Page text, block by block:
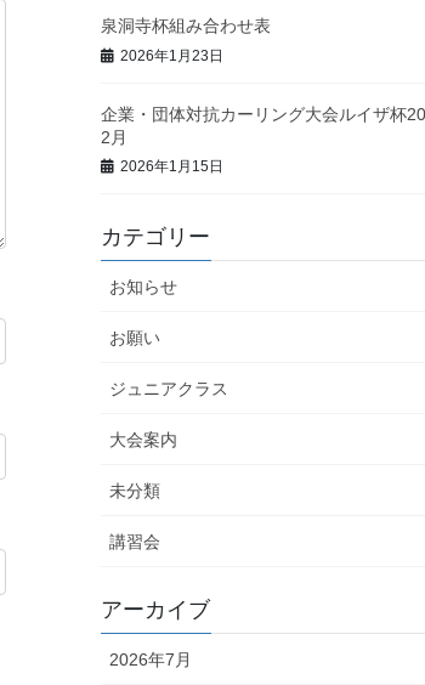
泉洞寺杯組み合わせ表
2026年1月23日
企業・団体対抗カーリング大会ルイザ杯
2月
2026年1月15日
カテゴリー
お知らせ
お願い
ジュニアクラス
大会案内
未分類
講習会
アーカイブ
2026年7月